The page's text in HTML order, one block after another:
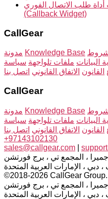
أداة طلب الاتصال الفوري
(Callback Widget)
CallGear
مدونة Knowledge Base
البيانات ملفات تلواجهة سياسة
القانون الاتفاق القانوني اتصل بنا
CallGear
مدونة Knowledge Base
البيانات ملفات تلواجهة سياسة
القانون الاتفاق القانوني اتصل بنا
+97143102130
sales@callgear.com
جميرا ، المجمع تي ، برج فورتشن
، دبي ، الإمارات العربية المتحدة
©2018-2026 CallGear
جميرا ، المجمع تي ، برج فورتشن
، دبي ، الإمارات العربية المتحدة